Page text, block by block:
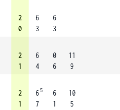
2
0
6
3
6
3
2
1
6
4
0
6
11
9
2
1
6 5
7
6
1
10
5